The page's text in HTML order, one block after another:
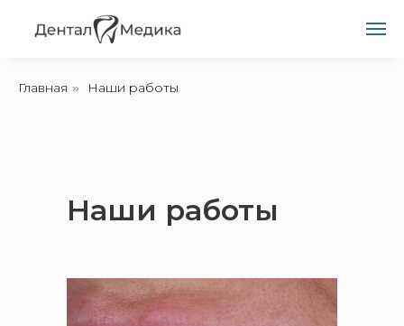
Главная » Наши работы
Наши работы